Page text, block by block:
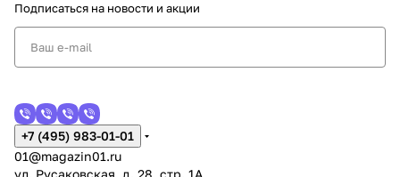
Подписаться на новости и акции
+7 (495) 983-01-01
01@magazin01.ru
ул. Русаковская, д. 28, стр. 1А